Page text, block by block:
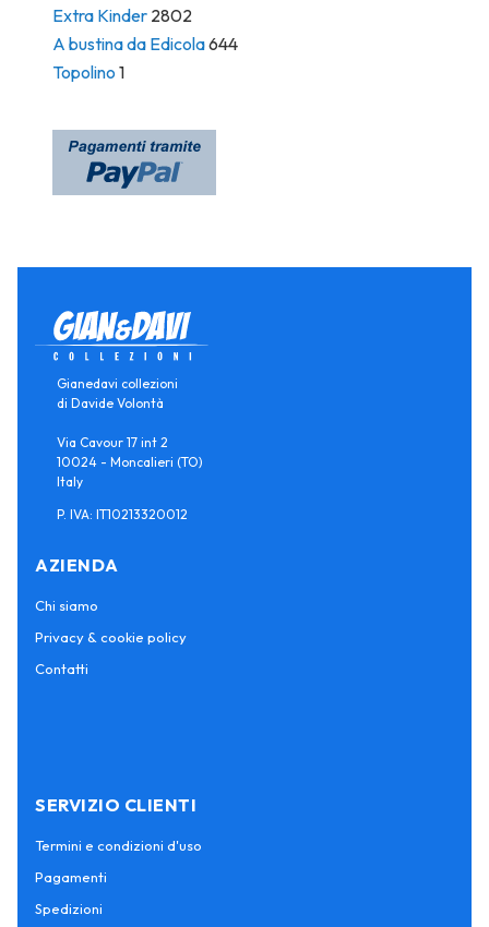
Extra Kinder 2802
A bustina da Edicola644
Topolino 1
Gianedavi collezioni
di Davide Volontà
Via Cavour 17 int 2
10024 - Moncalieri (TO)
Italy
P. IVA: IT10213320012
AZIENDA
Chi siamo
Privacy & cookie policy
Contatti
SERVIZIO CLIENTI
Termini e condizioni d'uso
Pagamenti
Spedizioni